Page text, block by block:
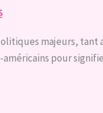
majeurs, tant
pour